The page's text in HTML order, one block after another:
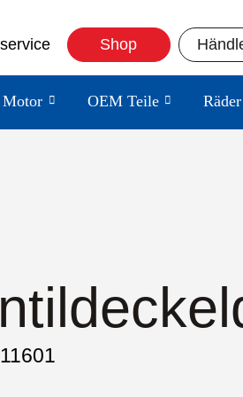
Shop
Motor OEM Teile Räder